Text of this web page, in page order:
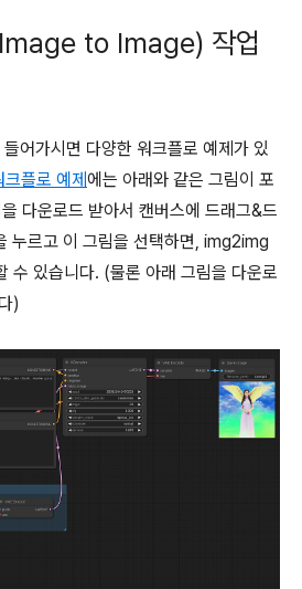
to Image) 작업
들어가시면 다양한 워크플로 예제가 있
플로 예제 에는 아래와 같은 그림이 포
다운로드 받아서 캔버스에 드래그&드
누르고 이 그림을 선택하면, img2img
수 있습니다. (물론 아래 그림을 다운로
)